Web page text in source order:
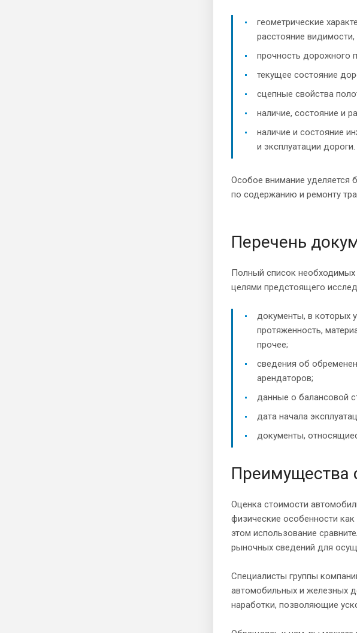
геометрические
расстояние
прочность дорожного
текущее состояние
сцепные свойства
наличие, состояние и
наличие и состояние
и эксплуатации дороги.
Особое внимание уделяется
по содержанию и ремонту
Перечень
Полный список необходимых
целями предстоящего
документы, в которых
протяженность,
прочее;
сведения об
арендаторов;
данные о балансовой
дата начала
документы,
Преимущества
Оценка стоимости
физические особенности
этом использование
рыночных сведений для
Специалисты группы
автомобильных и железных
наработки, позволяющие